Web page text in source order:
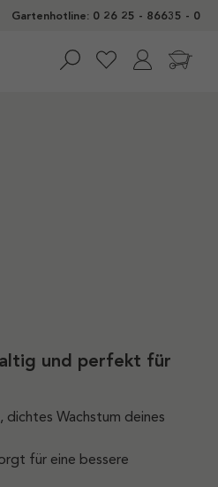
Gartenhotline: 0 26 25 - 86635 - 0
und perfekt für
dichtes Wachstum deines
für eine bessere